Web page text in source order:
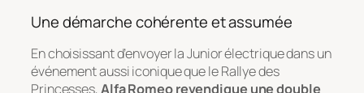
Une démarche cohérente et assumée
En choisissant d’envoyer la Junior électrique dans un
événement aussi iconique que le Rallye des
Princesses,Alfa Romeo revendique une double